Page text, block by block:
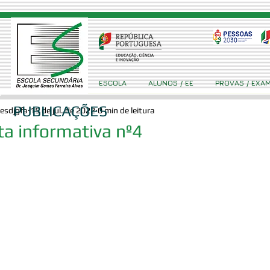
informativa nº4
esdjgfa 15 de jul. de 2022 0 min de leitura
PUBLICAÇÕES
ESCOLA ALUNOS / EE PROVAS /